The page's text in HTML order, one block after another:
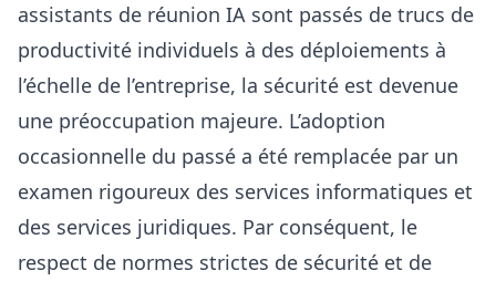
assistants de réunion IA sont passés de trucs de
productivité individuels à des déploiements à
l’échelle de l’entreprise, la sécurité est devenue
une préoccupation majeure. L’adoption
occasionnelle du passé a été remplacée par un
examen rigoureux des services informatiques et
des services juridiques. Par conséquent, le
respect de normes strictes de sécurité et de